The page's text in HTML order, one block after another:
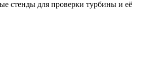
стенды для проверки турбины и её